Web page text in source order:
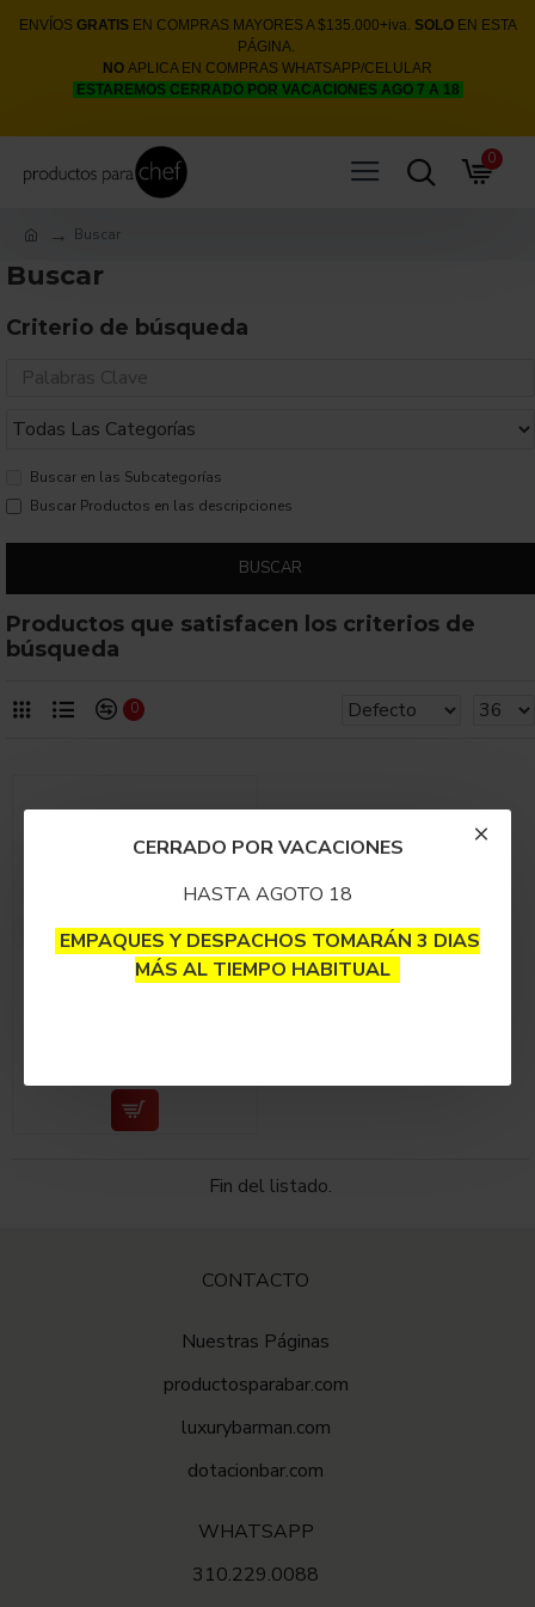
CERRADO POR VACACIONES
HASTA AGOTO 18
EMPAQUES Y DESPACHOS TOMARÁN 3 DIAS
MÁS AL TIEMPO HABITUAL
ENVÍOS GRATISEN COMPRAS MAYORES A $135.000+iva. SOLOEN ESTA
PÁGINA.
NO APLICA EN COMPRAS WHATSAPP/CELULAR
ESTAREMOS CERRADO POR VACACIONES AGO 7 A 18
0
Buscar
Buscar
Criterio de búsqueda
Buscar en las Subcategorías
Buscar Productos en las descripciones
BUSCAR
Productos que satisfacen los criterios de
búsqueda
0
Fin del listado.
CONTACTO
Nuestras Páginas
productosparabar.com
luxurybarman.com
dotacionbar.com
WHATSAPP
310.229.0088